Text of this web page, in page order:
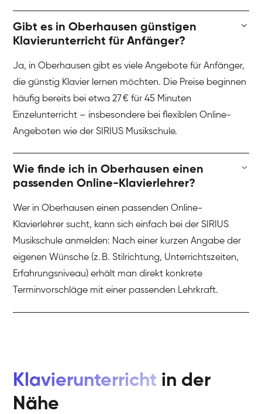
Gibt es in Oberhausen günstigen
Klavierunterricht für Anfänger?
Ja, in Oberhausen gibt es viele Angebote für Anfänger,
die günstig Klavier lernen möchten. Die Preise beginnen
häufig bereits bei etwa 27 € für 45 Minuten
Einzelunterricht – insbesondere bei flexiblen Online-
Angeboten wie der SIRIUS Musikschule.
Wie finde ich in Oberhausen einen
passenden Online-Klavierlehrer?
Wer in Oberhausen einen passenden Online-
Klavierlehrer sucht, kann sich einfach bei der SIRIUS
Musikschule anmelden: Nach einer kurzen Angabe der
eigenen Wünsche (z. B. Stilrichtung, Unterrichtszeiten,
Erfahrungsniveau) erhält man direkt konkrete
Terminvorschläge mit einer passenden Lehrkraft.
Klavierunterricht in der
Nähe